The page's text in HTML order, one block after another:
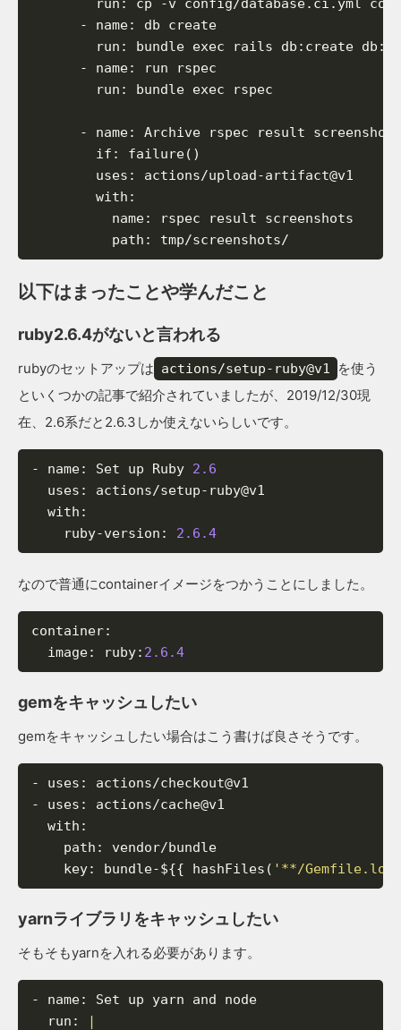
run : cp -v config/database.ci.yml
-
name: db
create
run : bundle exec rails db : create db :
-
name: run
rspec
run : bundle exec rspec
- name: Archive rspec result
screenshots
if :
failure()
uses :
actions/upload-artifact@v1
with :
name: rspec result
screenshots
path : tmp/screenshots/
以下はまったことや学んだこと
ruby2.6.4がないと言われる
rubyのセットアップは actions/setup-ruby@v1
を使う
といくつかの記事で紹介されていましたが、2019/12/30現
在、2.6系だと2.6.3しか使えないらしいです。
- name: Set up Ruby 2.6
uses :
actions/setup-ruby@v1
with :
ruby-version : 2.6.4
なので普通にcontainerイメージをつかうことにしました。
container:
image: ruby: 2.6.4
gemをキャッシュしたい
gemをキャッシュしたい場合はこう書けば良さそうです。
- uses :
actions/checkout@v1
-
uses :
actions/cache@v1
with :
path :
vendor/bundle
key: bundle-${{ hashFiles( '**/
yarnライブラリをキャッシュしたい
そもそもyarnを入れる必要があります。
- name: Set up yarn and
node
run :